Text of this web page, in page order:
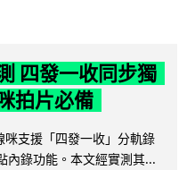
四發一收同步獨
拍片必備
支援「四發一收」分軌錄
錄功能。本文經實測其...